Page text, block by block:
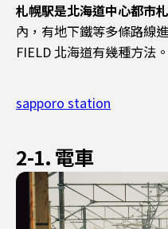
札幌駅是北海道中心都市
內，有地下鐵等多條路線
FIELD 北海道有幾種方法。
sapporo station
2-1. 電車